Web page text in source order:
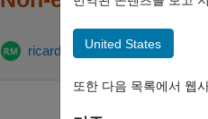
ricard molins 2019 1월 2
United States
또한 다음 목록에서 웹